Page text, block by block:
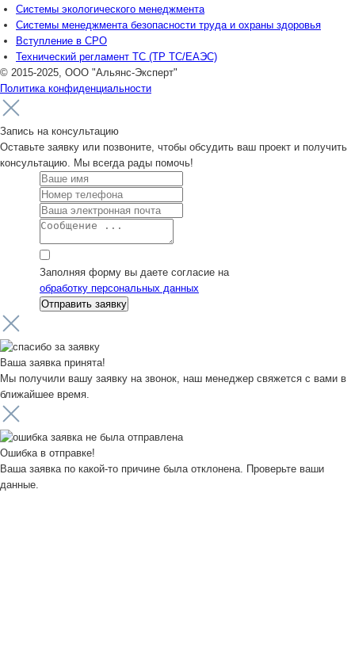
Системы экологического менеджмента
Системы менеджмента безопасности труда и охраны здоровья
Вступление в СРО
Технический регламент ТС (ТР ТС/ЕАЭС)
© 2015-2025, ООО "Альянс-Эксперт"
Политика конфиденциальности
Запись на консультацию
Оставьте заявку или позвоните, чтобы обсудить ваш проект и получить
консультацию. Мы всегда рады помочь!
Заполняя форму вы даете согласие на
обработку персональных данных
Ваша заявка принята!
Мы получили вашу заявку на звонок, наш менеджер свяжется с вами в
ближайшее время.
Ошибка в отправке!
Ваша заявка по какой-то причине была отклонена. Проверьте ваши
данные.